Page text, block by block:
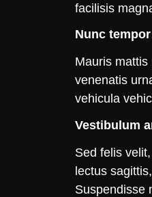
facilisis
Nunc
Mauris
venenatis
vehicula
Vestibulum
Sed felis
lectus
Suspendisse